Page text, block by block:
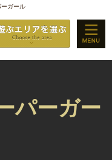
ガール
パーガー